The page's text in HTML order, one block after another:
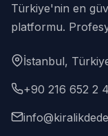
Türkiye'nin en
platformu.
İstanbul,
+90 216 652 2